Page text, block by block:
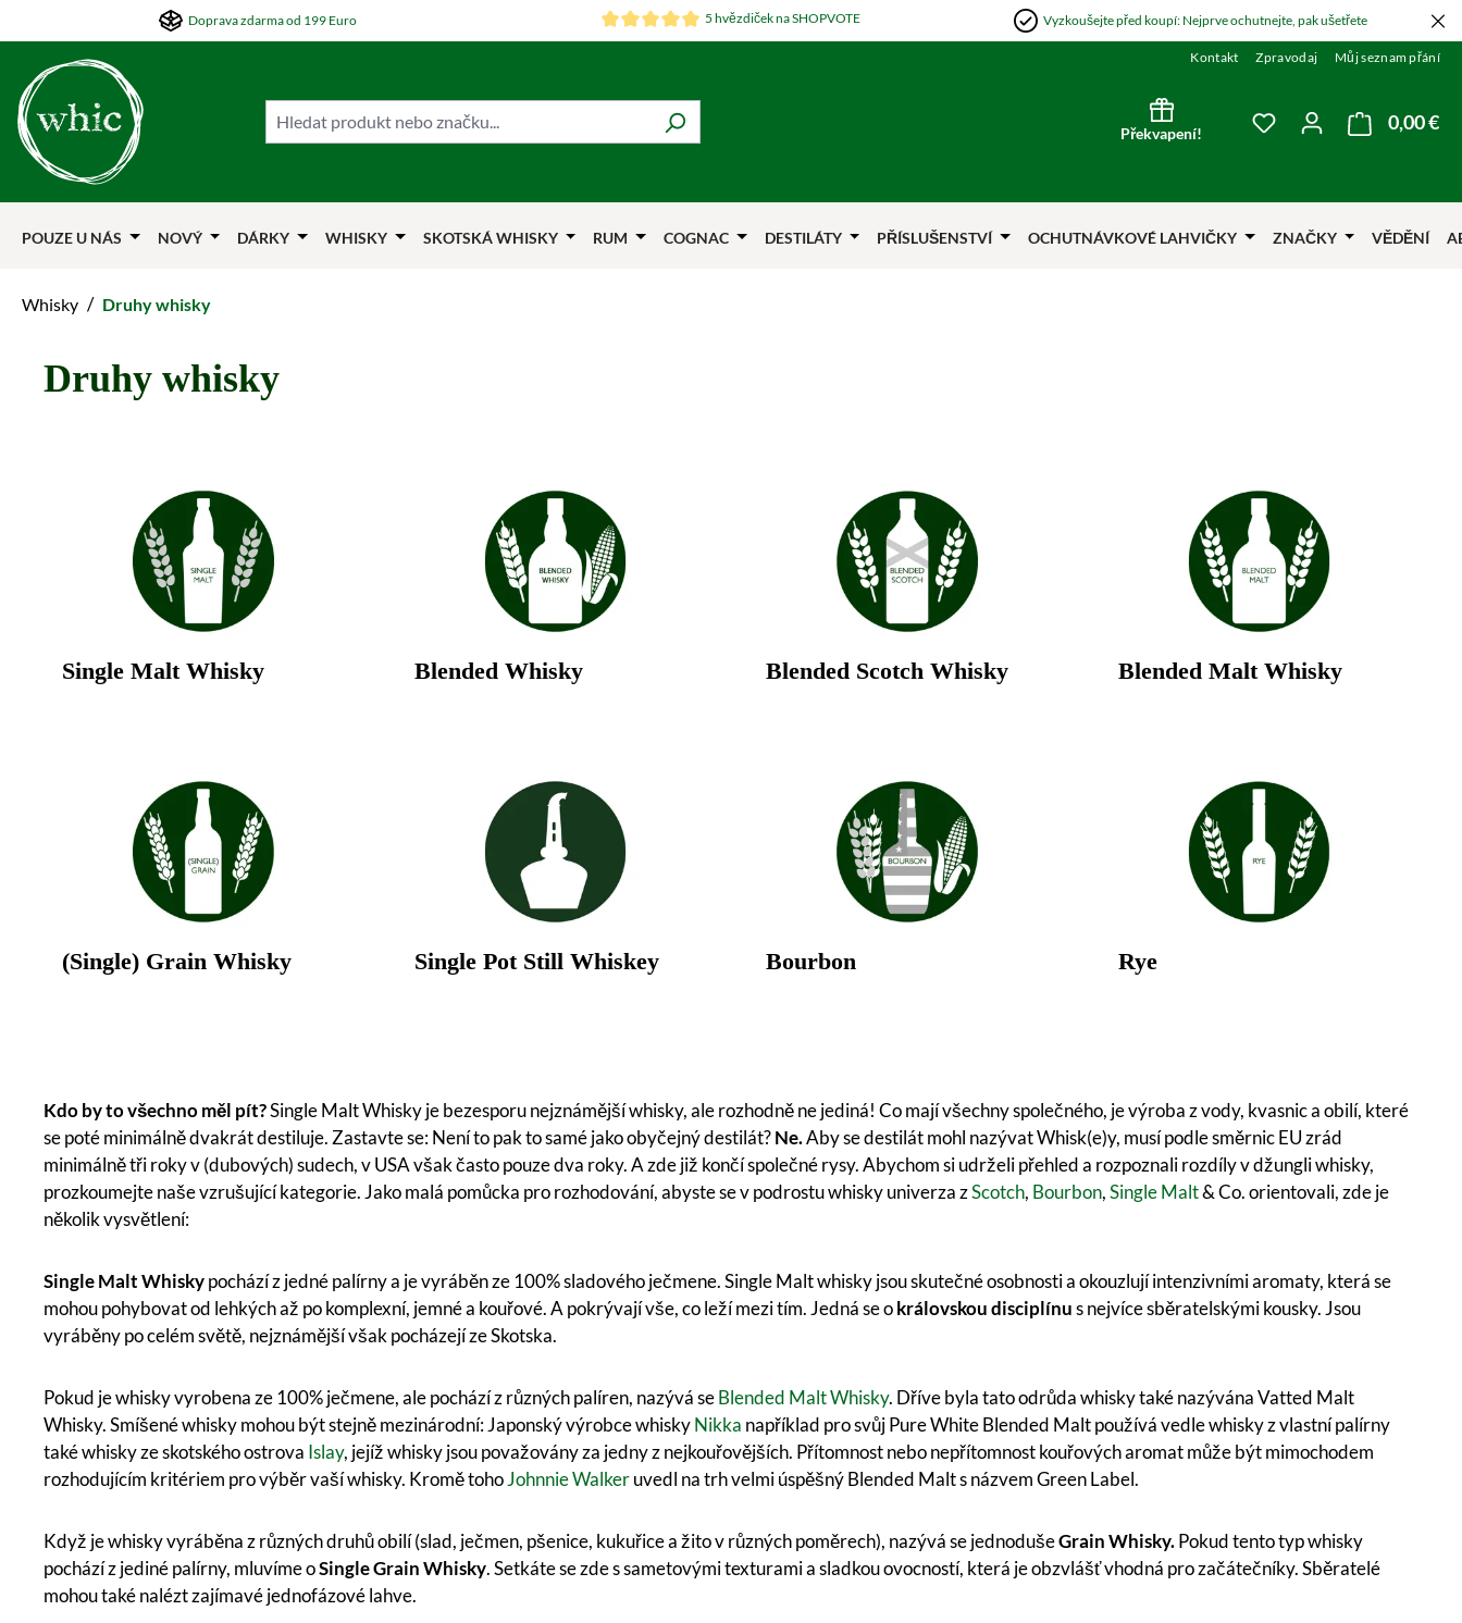
na hlavní obsah
Přejít na hlavní navigaciDoprava zdarma od 199 Euro 5 hvězdiček na SHOPVOTE Vyzkoušejte před koupí: Nejprve ochutnejte, pak ušetřete
Kontakt Zpravodaj Můj seznam přání
Překvapení!
Máte 0 položky v0,00 €
POUZE U NÁS NOVÝ DÁRKY WHISKY SKOTSKÁ WHISKY RUM COGNAC DESTILÁTY PŘÍSLUŠENSTVÍ OCHUTNÁVKOVÉ LAHVIČKY ZNAČKY VĚDĚNÍ
Whisky / Druhy whisky
Druhy whisky
Single Malt Whisky Blended Whisky Blended Scotch Whisky Blended Malt Whisky
(Single) Grain Whisky Single Pot Still Whiskey Bourbon Rye
Kdo by to všechno měl pít?Single Malt Whisky je bezesporu nejznámější whisky, ale rozhodně ne jediná! Co mají všechny společného, je výroba z vody, kvasnic a obilí, které
se poté minimálně dvakrát destiluje. Zastavte se: Není to pak to samé jako obyčejný destilát?Ne.Aby se destilát mohl nazývat Whisk(e)y, musí podle směrnic EU zrád
minimálně tři roky v (dubových) sudech, v USA však často pouze dva roky. A zde již končí společné rysy. Abychom si udrželi přehled a rozpoznali rozdíly v džungli whisky,
prozkoumejte naše vzrušující kategorie. Jako malá pomůcka pro rozhodování, abyste se v podrostu whisky univerza zScotch, Bourbon,Single Malt& Co. orientovali, zde je
několik vysvětlení:
Single Malt Whiskypochází z jedné palírny a je vyráběn ze 100% sladového ječmene. Single Malt whisky jsou skutečné osobnosti a okouzlují intenzivními aromaty, která se
mohou pohybovat od lehkých až po komplexní, jemné a kouřové. A pokrývají vše, co leží mezi tím. Jedná se okrálovskou disciplínus nejvíce sběratelskými kousky. Jsou
vyráběny po celém světě, nejznámější však pocházejí ze Skotska.
Pokud je whisky vyrobena ze 100% ječmene, ale pochází z různých palíren, nazývá seBlended Malt Whisky. Dříve byla tato odrůda whisky také nazývána Vatted Malt
Whisky. Smíšené whisky mohou být stejně mezinárodní: Japonský výrobce whiskyNikka například pro svůj Pure White Blended Malt používá vedle whisky z vlastní palírny
také whisky ze skotského ostrova Islay, jejíž whisky jsou považovány za jedny z nejkouřovějších. Přítomnost nebo nepřítomnost kouřových aromat může být mimochodem
rozhodujícím kritériem pro výběr vaší whisky. Kromě tohoJohnnie Walkeruvedl na trh velmi úspěšný Blended Malt s názvem Green Label.
Když je whisky vyráběna z různých druhů obilí (slad, ječmen, pšenice, kukuřice a žito v různých poměrech), nazývá se jednodušeGrain Whisky.Pokud tento typ whisky
pochází z jediné palírny, mluvíme oSingle Grain Whisky. Setkáte se zde s sametovými texturami a sladkou ovocností, která je obzvlášť vhodná pro začátečníky. Sběratelé
mohou také nalézt zajímavé jednofázové lahve.